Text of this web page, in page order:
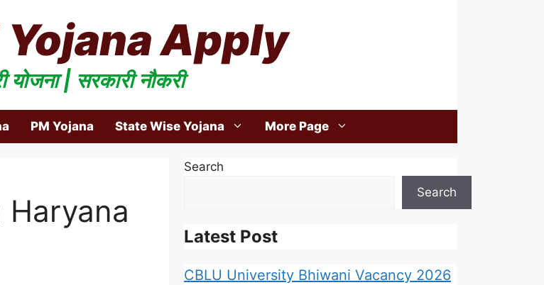
Apply
योजना | सरकारी नौकरी
PM Yojana State Wise Yojana More Page
Haryana
Search
Search
Latest Post
CBLU University Bhiwani Vacancy 2026